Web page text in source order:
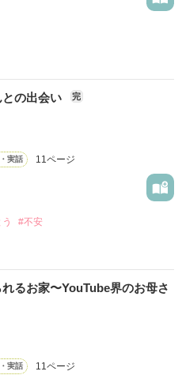
会ったことを覚えてます。
たに応援されたこと、
に冷めてしまったこと。
が経ちました。
れをして、あなたに話を聞い
めないって決めました。
の出会い 完
実話 11ページ
#不安
と森野めぐさんについてを小
るお家〜YouTube界のお母さ
実話 11ページ